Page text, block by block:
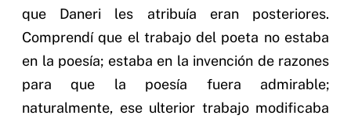
que Daneri les atribuía eran posteriores.
Comprendí que el trabajo del poeta no estaba
en la poesía; estaba en la invención de razones
para que la poesía fuera admirable;
naturalmente, ese ulterior trabajo modificaba